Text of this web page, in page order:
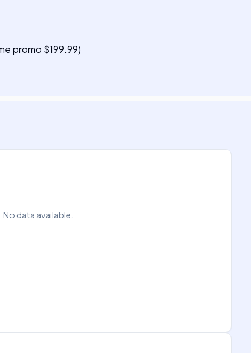
promo $199.99)
No data available.